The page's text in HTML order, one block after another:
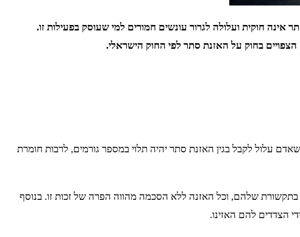
חוקית ועלולה לגרור עונשים חמורים למי שעוסק בפעילות זו.
בחוק על האזנת סתר לפי החוק הישראלי.
שעונשה המירבי הוא חמש שנות מאסר וקנס של עד 226,000 ש"ח. העונש המדויק שאדם עלול לקבל בגין האזנת סתר יהיה תלוי במספר גורמים, לרבות חומרת
שלהם, וכל האזנה ללא הסכמה מהווה הפרה של זכות זו. בנוסף
הצדדים להם האזינו.